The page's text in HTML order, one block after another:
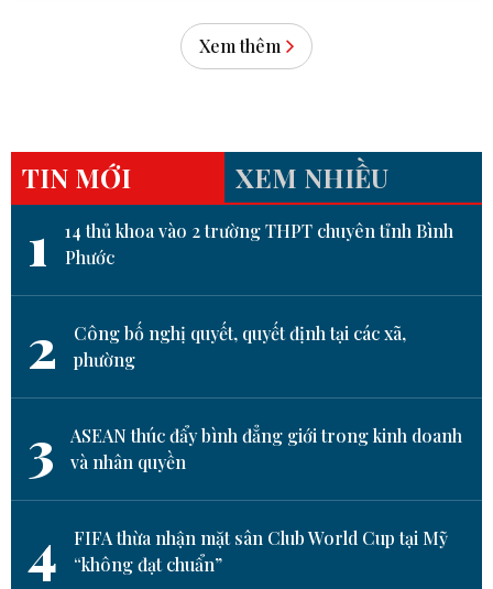
Xem thêm
TIN MỚI XEM NHIỀU
1
14 thủ khoa vào 2 trường THPT chuyên tỉnh Bình
Phước
2
Công bố nghị quyết, quyết định tại các xã,
phường
3
ASEAN thúc đẩy bình đẳng giới trong kinh doanh
và nhân quyền
4
FIFA thừa nhận mặt sân Club World Cup tại Mỹ
“không đạt chuẩn”